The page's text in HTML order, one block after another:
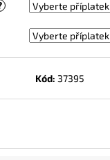
Kód: 37395